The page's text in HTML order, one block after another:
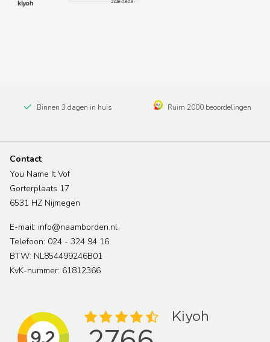
Binnen 3 dagen in huis Ruim 2000 beoordelingen
Contact
You Name It Vof
Gorterplaats 17
6531 HZ Nijmegen
E-mail: info@naamborden.nl
Telefoon: 024 - 324 94 16
BTW: NL854499246B01
KvK-nummer: 61812366